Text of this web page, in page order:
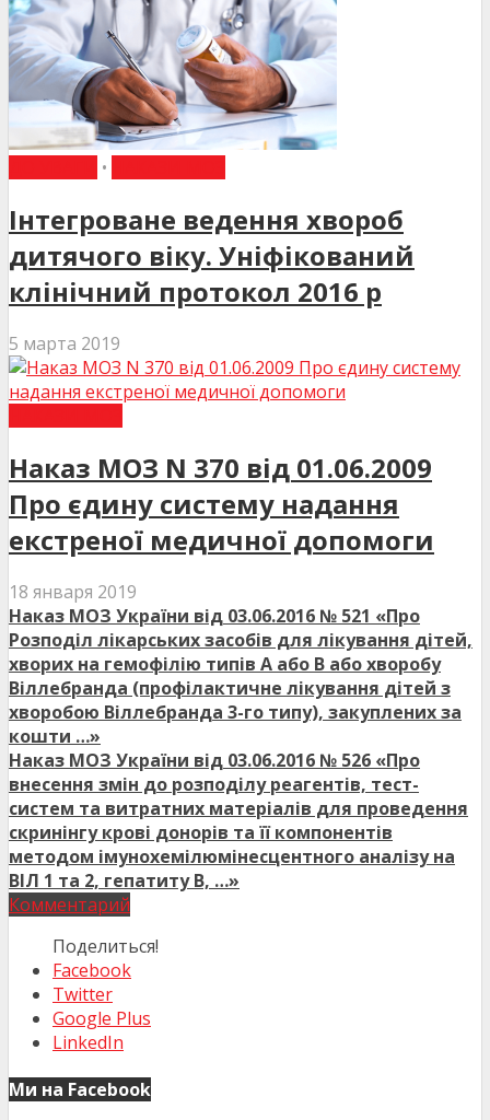
•
Інтегроване ведення хвороб
дитячого віку. Уніфікований
клінічний протокол 2016 р
5 марта 2019
Наказ МОЗ N 370 від 01.06.2009
Про єдину систему надання
екстреної медичної допомоги
18 января 2019
Наказ МОЗ України від 03.06.2016 № 521 «Про
Розподіл лікарських засобів для лікування дітей,
хворих на гемофілію типів А або В або хворобу
Віллебранда (профілактичне лікування дітей з
хворобою Віллебранда 3-го типу), закуплених за
кошти …»
Наказ МОЗ України від 03.06.2016 № 526 «Про
внесення змін до розподілу реагентів, тест-
систем та витратних матеріалів для проведення
скринінгу крові донорів та її компонентів
методом імунохемілюмінесцентного аналізу на
ВІЛ 1 та 2, гепатиту В, …»
Комментарий
Поделиться!
Facebook
Twitter
Google Plus
LinkedIn
Ми на Facebook